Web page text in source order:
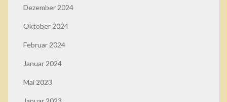
Dezember 2024
Oktober 2024
Februar 2024
Januar 2024
Mai 2023